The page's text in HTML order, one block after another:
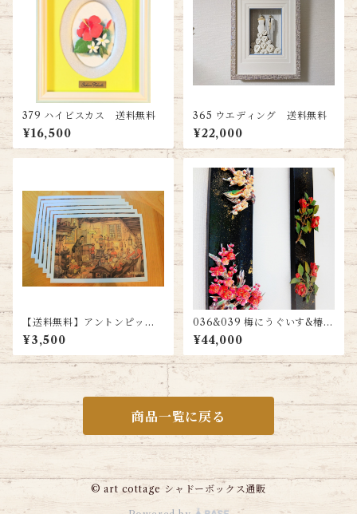
379 ハイビスカス 送料無料
¥16,500
365 ウエディング 送料無料
¥22,000
【送料無料】アントンピック
寺子屋 シャドーボックス用プ
リント６枚＋カット指示書付
き
¥3,500
036&039 梅にうぐいす&椿
２本セット 送料無料
¥44,000
商品一覧に戻る
© art cottage シャドーボックス通販